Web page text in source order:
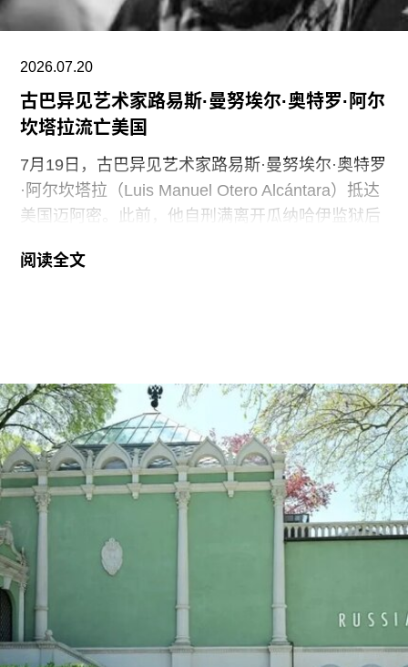
期间，她丰富了基金会的藏品结构，并增加了女性
艺术家的代表比例。此前在泰特工作期间，她策划
了广受好评的2015年回顾展“世界走向波普”（The
2026.07.20
古巴异见艺术家路易斯·曼努埃尔·奥特罗·阿尔
坎塔拉流亡美国
7月19日，古巴异见艺术家路易斯·曼努埃尔·奥特罗
·阿尔坎塔拉（Luis Manuel Otero Alcántara）抵达
美国迈阿密。此前，他自刑满离开瓜纳哈伊监狱后
拉抵达时手中紧握着一尊从古巴带来的残破圣母玛
活动而被判处的五年刑期，仅提前数日获释。古巴
裔美国艺术家可可·福斯科（Coco Fusco）近日曾
撰文追问奥特罗·阿尔坎塔拉出狱后的下落。7月17
日，美国驻哈瓦那大使馆一名官员向《纽约时报》
透露，奥特罗·阿尔坎塔拉已获发人道主义签证，能
够进入美国，开始其被迫流亡的生活。
奥特罗·阿尔坎塔拉于2018年与一群艺术家、记者
和学者共同创立了圣伊西德罗运动（San Isidro
Movement）。该组织参与反对古巴政府、倡导民
主的社会运动。他还参与创作了抗议歌曲《祖国与
生命》（Homeland and Life），这首抗议颂歌在
阅读全文